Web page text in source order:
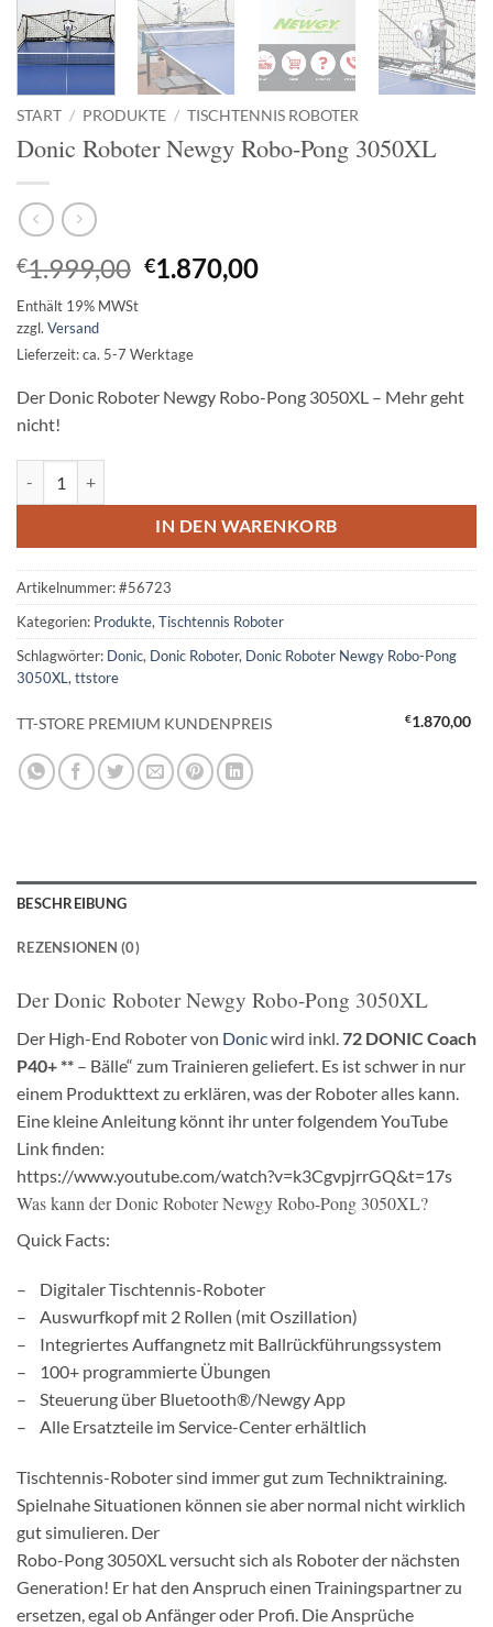
START / PRODUKTE / TISCHTENNIS ROBOTER
Donic Roboter Newgy Robo-Pong 3050XL
€1.999,00 Ursprünglicher
€1.999,00
€1.870,00Aktueller
Enthält 19% MWSt
zzgl. Versand
Lieferzeit: ca. 5-7 Werktage
Der Donic Roboter Newgy Robo-Pong 3050XL – Mehr geht
nicht!
IN DEN WARENKORB
Artikelnummer:#56723
Kategorien: Produkte,Tischtennis Roboter
Schlagwörter: Donic, Donic Roboter, Donic Roboter Newgy Robo-Pong
3050XL,ttstore
TT-STORE PREMIUM KUNDENPREIS €1.870,00
BESCHREIBUNG
REZENSIONEN (0)
Der Donic Roboter Newgy Robo-Pong 3050XL
Der High-End Roboter von Donicwird inkl. 72 DONIC Coach
P40+ ** – Bälle“ zum Trainieren geliefert. Es ist schwer in nur
einem Produkttext zu erklären, was der Roboter alles kann.
Eine kleine Anleitung könnt ihr unter folgendem YouTube
Link finden:
https://www.youtube.com/watch?v=k3CgvpjrrGQ&t=17s
Was kann der Donic Roboter Newgy Robo-Pong 3050XL?
Quick Facts:
– Digitaler Tischtennis-Roboter
– Auswurfkopf mit 2 Rollen (mit Oszillation)
– Integriertes Auffangnetz mit Ballrückführungssystem
– 100+ programmierte Übungen
– Steuerung über Bluetooth®/Newgy App
– Alle Ersatzteile im Service-Center erhältlich
Tischtennis-Roboter sind immer gut zum Techniktraining.
Spielnahe Situationen können sie aber normal nicht wirklich
gut simulieren. Der
Robo-Pong 3050XL versucht sich als Roboter der nächsten
Generation! Er hat den Anspruch einen Trainingspartner zu
ersetzen, egal ob Anfänger oder Profi. Die Ansprüche